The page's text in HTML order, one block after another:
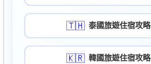
🇹🇭 泰國旅遊住宿攻略
🇰🇷 韓國旅遊住宿攻略